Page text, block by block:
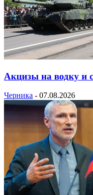
Акцизы на водку и
Черника - 07.08.2026